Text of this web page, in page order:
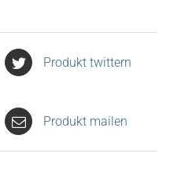
Produkt twittern
Produkt mailen